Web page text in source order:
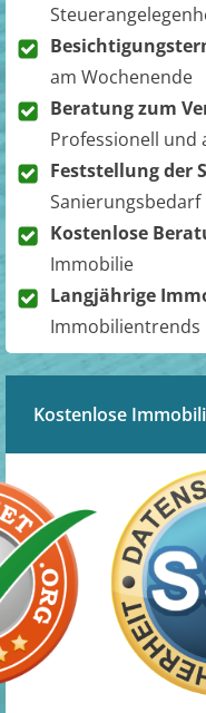
am Wochenende
Beratung zum
Professionell und
Feststellung der
Sanierungsbedarf
Kostenlose
Immobilie
Langjährige
Immobilientrends
Kostenlose